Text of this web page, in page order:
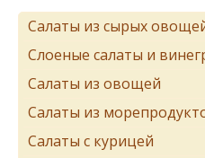
Салаты из сырых
Слоеные салаты и
Салаты из овощей
Салаты из
Салаты с курицей